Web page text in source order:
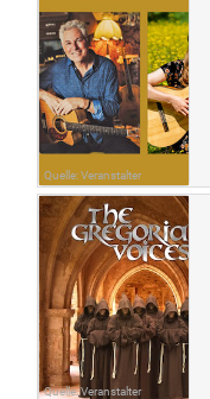
Quelle: Veranstalter
Quelle: Veranstalter